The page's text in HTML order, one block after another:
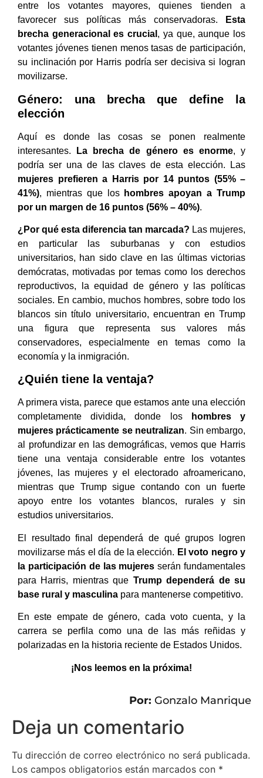
entre los votantes mayores, quienes tienden a
favorecer sus políticas más conservadoras.
Esta
brecha generacional es crucial , ya que, aunque los
votantes jóvenes tienen menos tasas de participación,
su inclinación por Harris podría ser decisiva si logran
movilizarse.
Género: una brecha que define la
elección
Aquí es donde las cosas se ponen realmente
interesantes.
La brecha de género es enorme, y
podría ser una de las claves de esta elección. Las
mujeres prefieren a Harris por 14 puntos (55% –
41%), mientras que los hombres apoyan a Trump
por un margen de 16 puntos (56% – 40%).
¿Por qué esta diferencia tan marcada? Las mujeres,
en particular las suburbanas y con estudios
universitarios, han sido clave en las últimas victorias
demócratas, motivadas por temas como los derechos
reproductivos, la equidad de género y las políticas
sociales. En cambio, muchos hombres, sobre todo los
blancos sin título universitario, encuentran en Trump
una figura que representa sus valores más
conservadores, especialmente en temas como la
economía y la inmigración.
¿Quién tiene la ventaja?
A primera vista, parece que estamos ante una elección
completamente dividida, donde los
hombres y
mujeres prácticamente se neutralizan. Sin embargo,
al profundizar en las demográficas, vemos que Harris
tiene una ventaja considerable entre los votantes
jóvenes, las mujeres y el electorado afroamericano,
mientras que Trump sigue contando con un fuerte
apoyo entre los votantes blancos, rurales y sin
estudios universitarios.
El resultado final dependerá de qué grupos logren
movilizarse más el día de la elección. El voto negro y
la participación de las mujeres serán fundamentales
para Harris, mientras que Trump dependerá de su
base rural y masculina para mantenerse competitivo.
En este empate de género, cada voto cuenta, y la
carrera se perfila como una de las más reñidas y
polarizadas en la historia reciente de Estados Unidos.
¡Nos leemos en la próxima!
Por: Gonzalo Manrique
Deja un comentario
Tu dirección de correo electrónico no será publicada.
Los campos obligatorios están marcados con *